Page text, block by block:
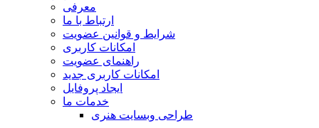
معرفی
ارتباط با ما
شرایط و قوانین عضویت
امکانات کاربری
راهنمای عضویت
امکانات کاربری جدید
ایجاد پروفایل
خدمات ما
طراحی وبسایت هنری